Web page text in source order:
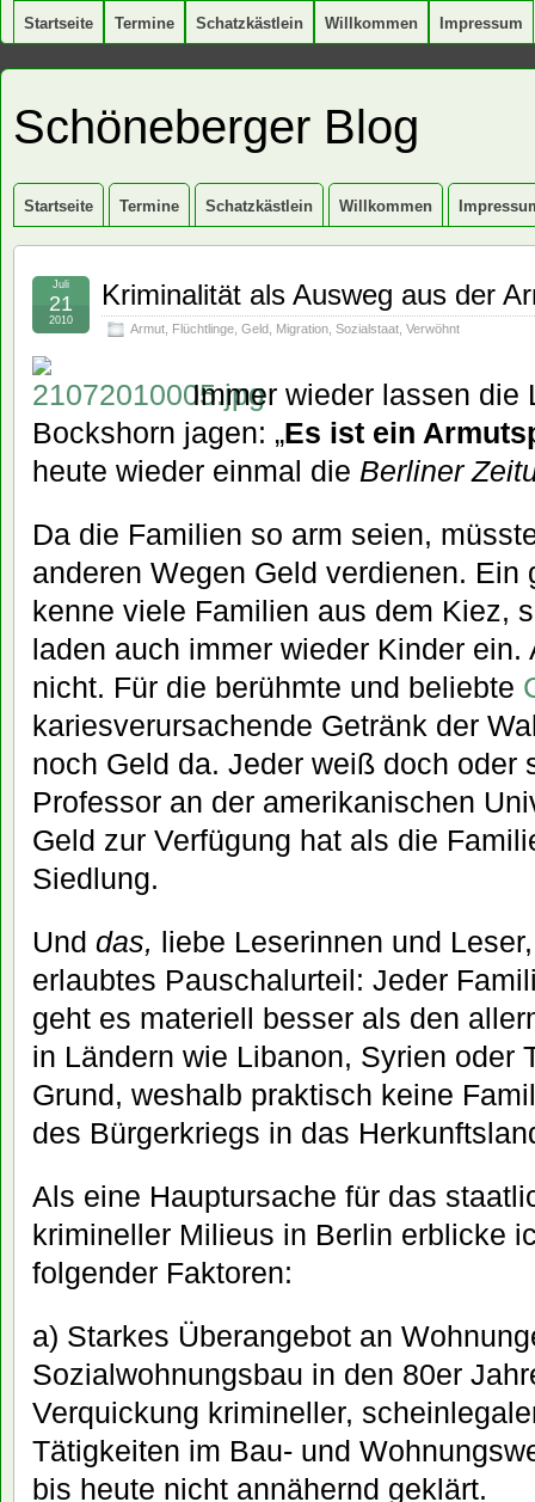
Startseite Termine Schatzkästlein Willkommen Impressum
Schöneberger Blog
Startseite Termine Schatzkästlein Willkommen
Kriminalität als Ausweg aus der
Armut Flüchtlinge Geld Migration Sozialstaat Verwöhnt
Juli
21
2010
Immer wieder lassen die
Bockshorn jagen: „Es ist ein
heute wieder einmal die Berliner
Da die Familien so arm seien,
anderen Wegen Geld verdienen. Ein
kenne viele Familien aus dem Kiez,
laden auch immer wieder Kinder
nicht. Für die berühmte und beliebte
kariesverursachende Getränk der
noch Geld da. Jeder weiß doch oder
Professor an der amerikanischen
Geld zur Verfügung hat als die
Siedlung.
Und das, liebe Leserinnen und
erlaubtes Pauschalurteil: Jeder
geht es materiell besser als den
in Ländern wie Libanon, Syrien oder
Grund, weshalb praktisch keine
des Bürgerkriegs in das
Als eine Hauptursache für das
krimineller Milieus in Berlin erblicke
folgender Faktoren:
a) Starkes Überangebot an
Sozialwohnungsbau in den 80er
Verquickung krimineller,
Tätigkeiten im Bau- und
bis heute nicht annähernd geklärt.